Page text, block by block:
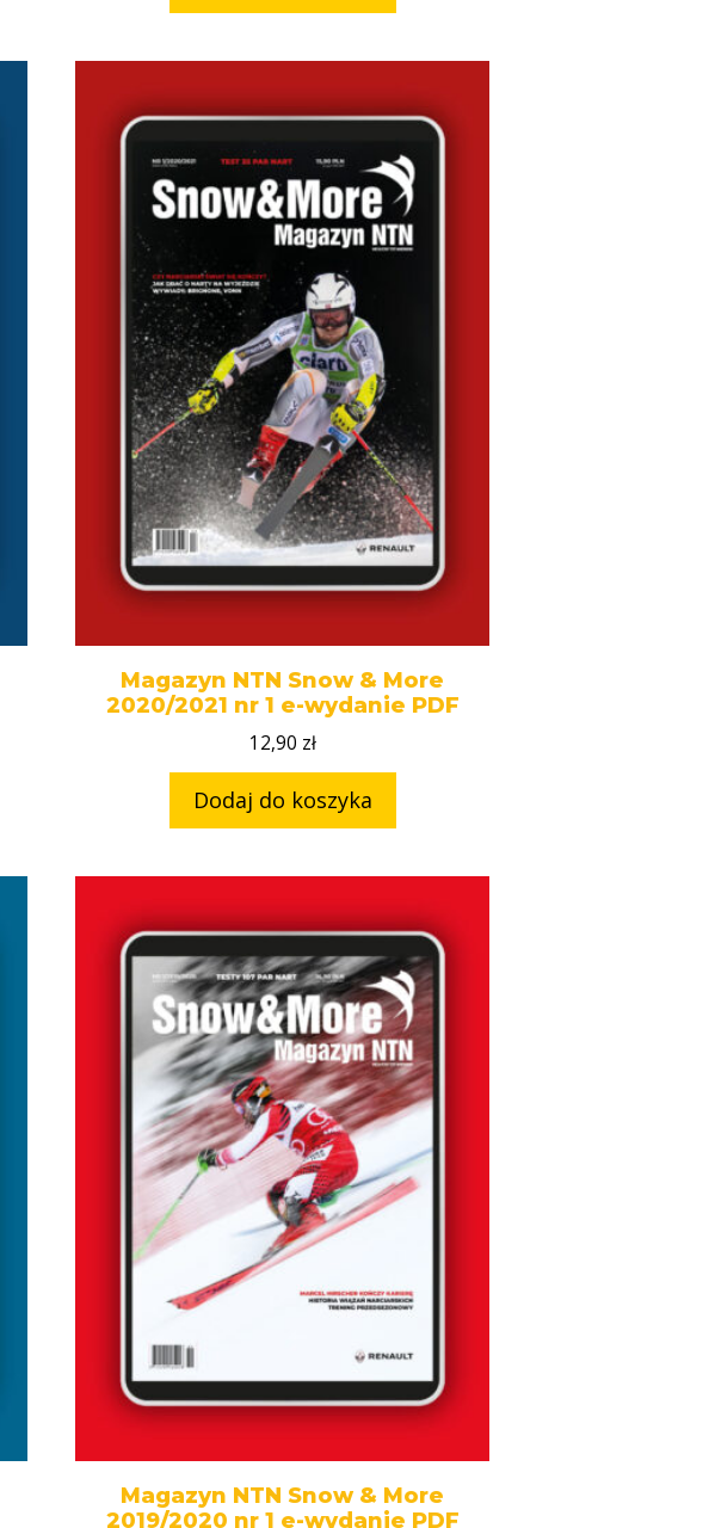
Magazyn NTN Snow & More
2020/2021 nr 1 e-wydanie PDF
12,90 zł
Dodaj do koszyka
Magazyn NTN Snow & More
2019/2020 nr 1 e-wydanie PDF